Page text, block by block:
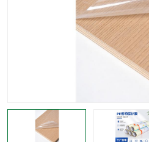
不锈钢板保护膜